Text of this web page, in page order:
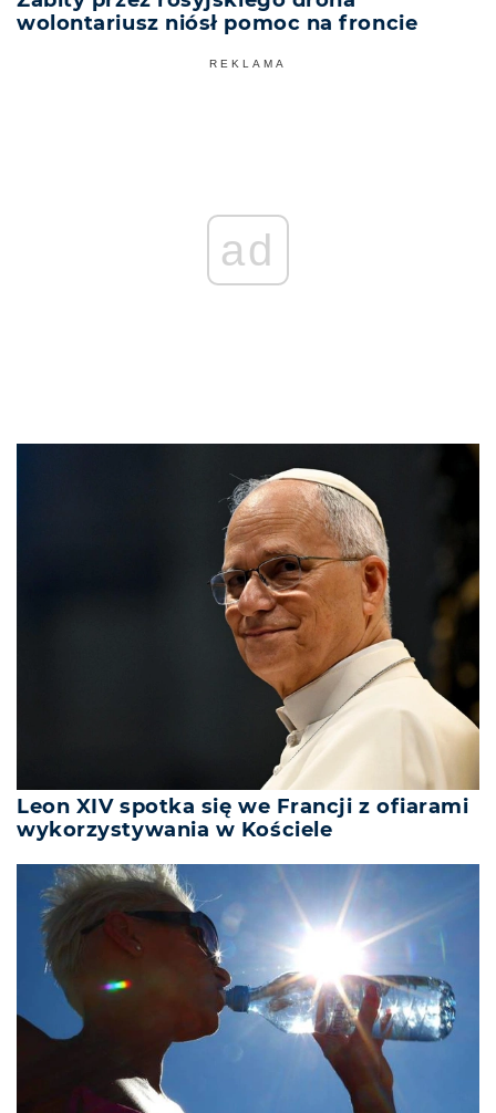
wolontariusz niósł pomoc na froncie
REKLAMA
ad
Leon XIV spotka się we Francji z ofiarami
wykorzystywania w Kościele